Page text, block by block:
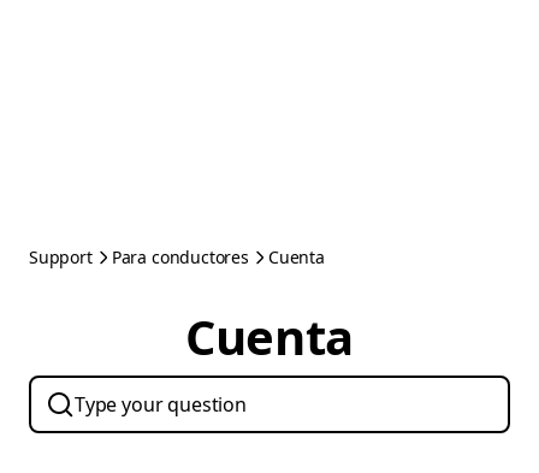
Support Para conductores Cuenta
Cuenta